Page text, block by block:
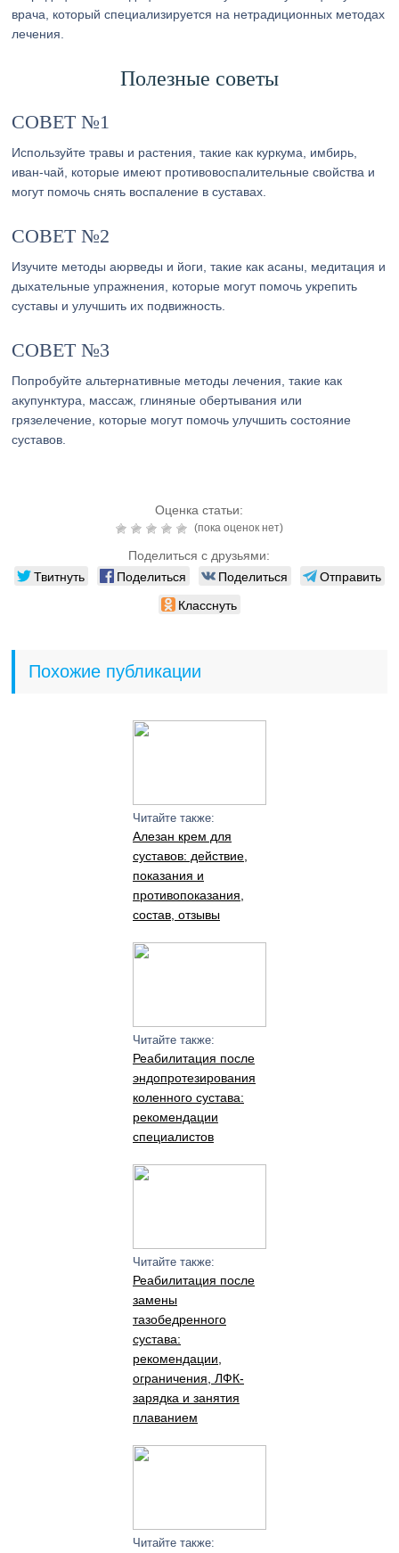
врача, который специализируется на нетрадиционных методах
лечения.
Полезные советы
СОВЕТ №1
Используйте травы и растения, такие как куркума, имбирь,
иван-чай, которые имеют противовоспалительные свойства и
могут помочь снять воспаление в суставах.
СОВЕТ №2
Изучите методы аюрведы и йоги, такие как асаны, медитация и
дыхательные упражнения, которые могут помочь укрепить
суставы и улучшить их подвижность.
СОВЕТ №3
Попробуйте альтернативные методы лечения, такие как
акупунктура, массаж, глиняные обертывания или
грязелечение, которые могут помочь улучшить состояние
суставов.
Оценка статьи:
(пока оценок нет)
Поделиться с друзьями:
Твитнуть Поделиться Поделиться
Отправить
Класснуть
Похожие публикации
Читайте также:
Алезан крем для
суставов: действие,
показания и
противопоказания,
состав, отзывы
Читайте также:
Реабилитация после
эндопротезирования
коленного сустава:
рекомендации
специалистов
Читайте также:
Реабилитация после
замены
тазобедренного
сустава:
рекомендации,
ограничения, ЛФК-
зарядка и занятия
плаванием
Читайте также: